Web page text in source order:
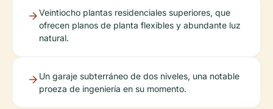
Veintiocho plantas residenciales superiores, que
ofrecen planos de planta flexibles y abundante luz
natural.
Un garaje subterráneo de dos niveles, una notable
proeza de ingeniería en su momento.